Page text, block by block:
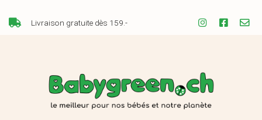
Livraison gratuite dès 159.-